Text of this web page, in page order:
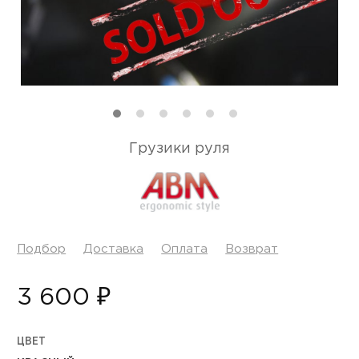
Грузики руля
Подбор Доставка Оплата Возврат
3 600 ₽
ЦВЕТ